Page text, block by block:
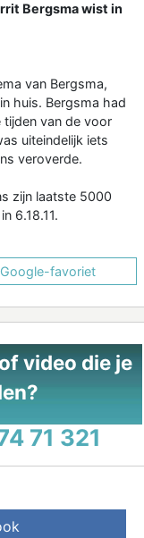
Bergsma wist in
van Bergsma,
huis. Bergsma had
van de voor
uiteindelijk iets
veroverde.
zijn laatste 5000
6.18.11.
favoriet
video die je
71 321